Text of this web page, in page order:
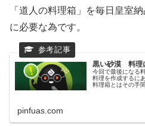
「道人の料理箱」を毎日皇室
に必要な為です。
黒い砂漠 料理
今回で最後になる
料理を作成するに
料理箱とはその手
pinfuas.com